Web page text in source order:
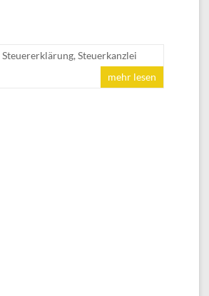
Steuererklärung, Steuerkanzlei
mehr lesen